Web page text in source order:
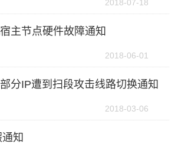
2018-07-18
主节点硬件故障通知
2018-06-01
分IP遭到扫段攻击线路切换通知
2018-03-06
知